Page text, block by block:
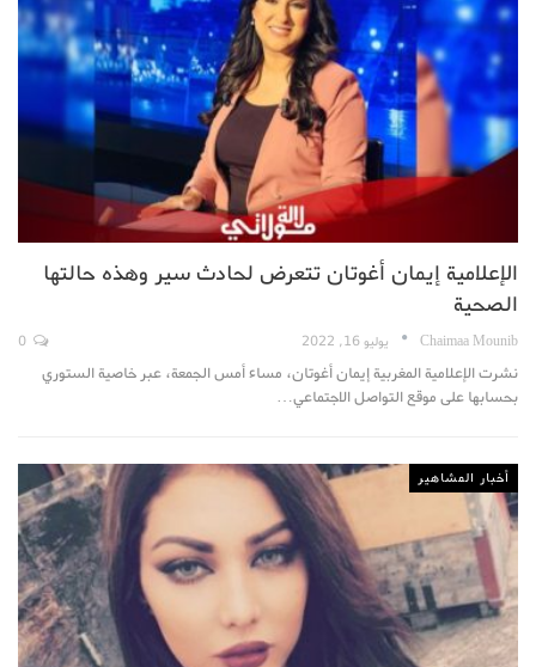
الإعلامية إيمان أغوتان تتعرض لحادث سير وهذه حالتها
الصحية
Chaimaa Mounib يوليو 16, 2022
نشرت الإعلامية المغربية إيمان أغوتان، مساء أمس الجمعة، عبر خاصية الستوري
بحسابها على موقع التواصل الاجتماعي…
أخبار المشاهير